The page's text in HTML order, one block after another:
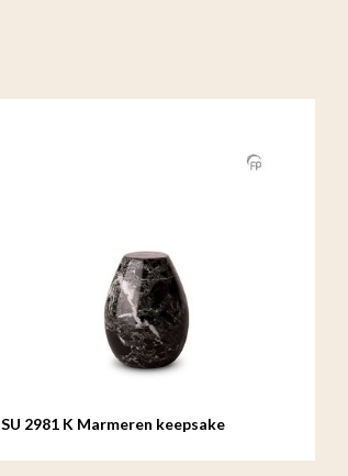
SU 2981 K Marmeren keepsake